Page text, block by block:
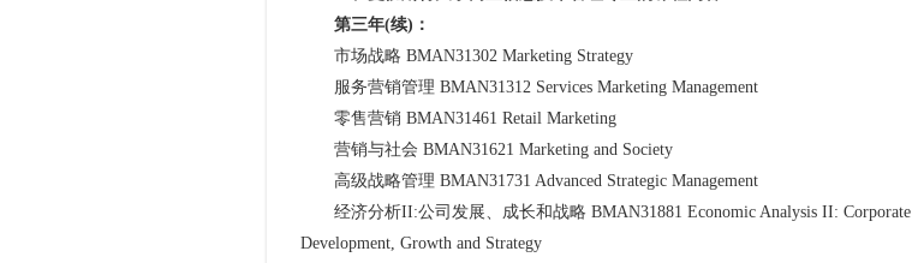
第三年(续)：
市场战略 BMAN31302 Marketing Strategy
服务营销管理 BMAN31312 Services Marketing Management
零售营销 BMAN31461 Retail Marketing
营销与社会 BMAN31621 Marketing and Society
高级战略管理 BMAN31731 Advanced Strategic Management
经济分析II:公司发展、成长和战略 BMAN31881 Economic Analysis II: Corporate
Development, Growth and Strategy